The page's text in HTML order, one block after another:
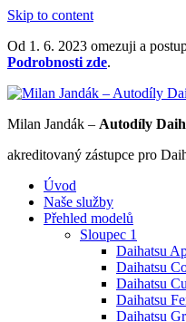
Skip to content
Od 1. 6. 2023 omezuji a
Podrobnosti zde.
Milan Jandák – Autodíly
akreditovaný zástupce pro
Úvod
Naše služby
Přehled modelů
Sloupec 1
Daihatsu
Daihatsu
Daihatsu
Daihatsu
Daihatsu